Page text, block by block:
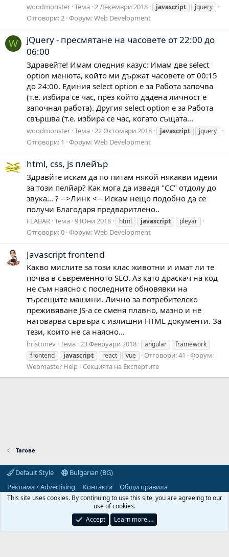
woodmonster Тема 2 Декември 2018 javascript jquery
Отговори: 2 Форум:Web Development
W
jQuery - пресмятане на часовете от 22:00 до
06:00
Здравейте! Имам следния казус: Имам две select
option менюта, който ми държат часовете от 00:15
до 24:00. Единия select option е за Работа започва
(т.е. избира се час, през който дадена личност е
започнал работа). Другия select option е за Работа
свършва (т.е. избира се час, когато същата...
woodmonster Тема 22 Октомври 2018 javascript jquery
Отговори: 1 Форум:Web Development
html, css, js плейър
Здравйте искам да по питам някой някакви идеии
за този пелйар? Как мога да извадя "CC" отдолу до
звука... ? -->Линк <-- Искам нещо подобно да се
получи Благодаря предваритлено..
FLABAR Тема 9 Юни 2018 html javascript pleyar
Отговори: 0 Форум:Web Development
Javascript frontend
Какво мислите за този клас животни и имат ли те
почва в съвременното SEO. Аз като драскач на код
не съм наясно с последните обновявки на
търсещите машини. Лично за потребителско
преживяване JS-а се сменя плавно, мазно и не
натоварва сървъра с излишни HTML документи. За
тези, които не са наясно...
hristonev Тема 23 Февруари 2018 angular
framework
frontend
javascript react vue Отговори: 41
Форум:
Webmaster Help - Секцията на Експертите
Тагове
Default Style
Bulgarian (BG)
Реклама / Advertising
Контакти
Общи правила
Декларация за поверителност
Помощ Начало
R
S
Predpriemach.com © 2006-2026. Hosting by:
This site uses cookies. By continuing to use this site, you are agreeing to our
use of cookies.
Accept
Learn more.…